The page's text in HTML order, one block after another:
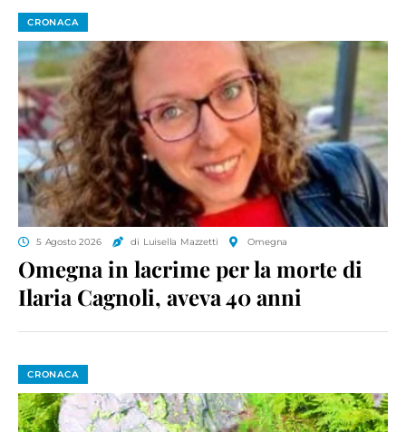
CRONACA
5 Agosto 2026 di Luisella Mazzetti Omegna
Omegna in lacrime per la morte di
Ilaria Cagnoli, aveva 40 anni
CRONACA